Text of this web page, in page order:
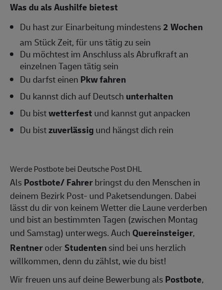
Was du als Aushilfe bietest
Du hast zur Einarbeitung mindestens2 Wochen
am Stück Zeit, für uns tätig zu sein
Du möchtest im Anschluss als Abrufkraft an
einzelnen Tagen tätig sein
Du darfst einen Pkw fahren
Du kannst dich auf Deutsch unterhalten
Du bistwetterfest und kannst gut anpacken
Du bistzuverlässigund hängst dich rein
Werde Postbote bei Deutsche Post DHL
AlsPostbote/Fahrerbringst du den Menschen in
deinem Bezirk Post- und Paketsendungen. Dabei
lässt du dir von keinem Wetter die Laune verderben
und bist an bestimmten Tagen (zwischen Montag
und Samstag) unterwegs. Auch Quereinsteiger,
RentneroderStudentensind bei uns herzlich
willkommen, denn du zählst, wie du bist!
Wir freuen uns auf deine Bewerbung alsPostbote,